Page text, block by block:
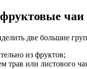
чаи
две большие
из фруктов;
трав или листового